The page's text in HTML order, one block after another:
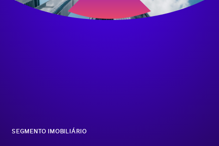
SEGMENTO IMOBILIÁRIO